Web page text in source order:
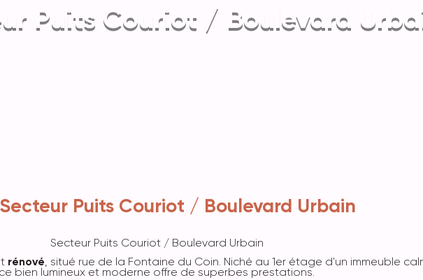
Puits Couriot / Boulevard
Puits Couriot / Boulevard Urbain
Secteur Puits Couriot / Boulevard Urbain
rénové, situé rue de la Fontaine du Coin. Niché au 1er étage d'un immeuble
bien lumineux et moderne offre de superbes prestations.